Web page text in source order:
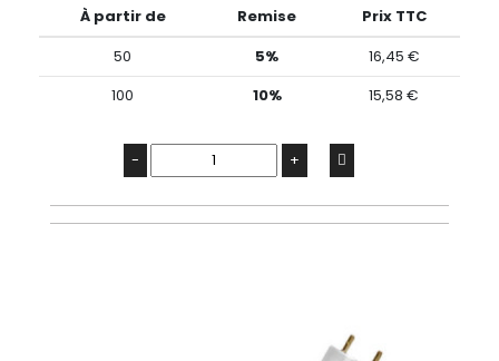
À partir de Remise
Prix TTC
50
5%
16,45 €
100
10% 15,58 €
- +